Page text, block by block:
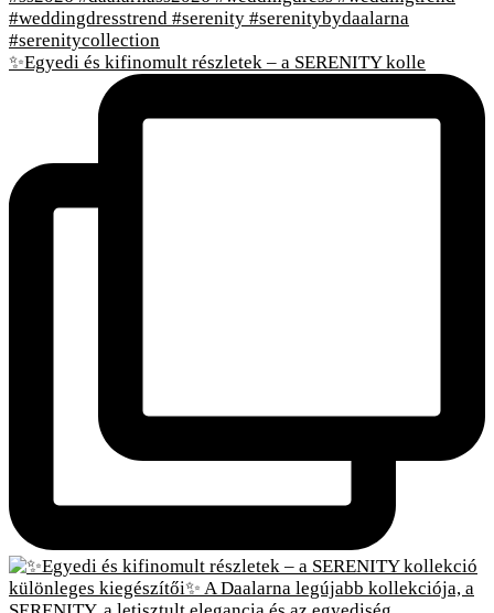
✨Egyedi és kifinomult részletek – a SERENITY kolle